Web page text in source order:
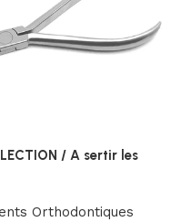
/ A sertir les
Orthodontiques